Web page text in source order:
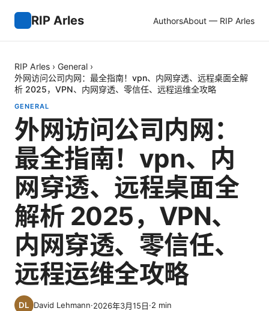
RIP Arles AuthorsAbout — RIP Arles
RIP Arles › General ›
外网访问公司内网：最全指南！vpn、内网穿透、远程桌面全解
析 2025，VPN、内网穿透、零信任、远程运维全攻略
GENERAL
外网访问公司内网：
最全指南！vpn、内
网穿透、远程桌面全
解析 2025，VPN、
内网穿透、零信任、
远程运维全攻略
David Lehmann·2026年3月15日·2 min